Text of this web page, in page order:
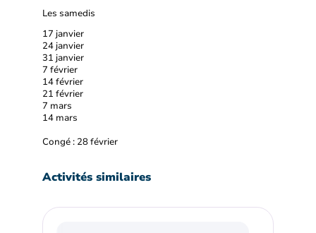
Les samedis
17 janvier
24 janvier
31 janvier
7 février
14 février
21 février
7 mars
14 mars
Congé : 28 février
Activités similaires